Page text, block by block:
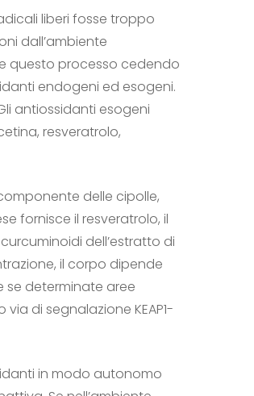
liberi fosse troppo
dall’ambiente
questo processo cedendo
endogeni ed esogeni.
antiossidanti esogeni
resveratrolo,
delle cipolle,
fornisce il resveratrolo, il
dell’estratto di
il corpo dipende
se determinate aree
di segnalazione KEAP1-
in modo autonomo